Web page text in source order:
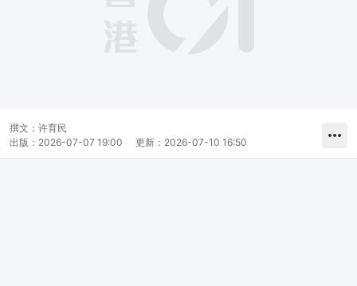
撰文： 许育民
出版： 2026-07-07 19:00 更新： 2026-07-10 16:50